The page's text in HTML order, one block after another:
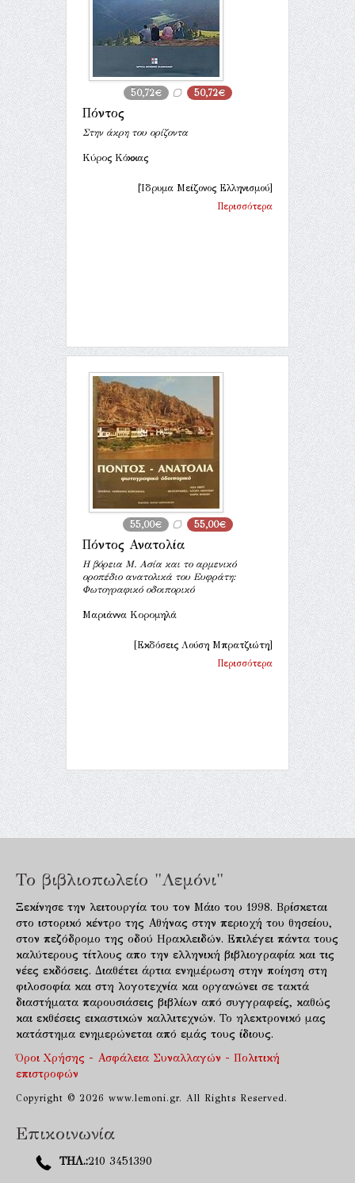
50,72€ 50,72€
Πόντος
Στην άκρη του ορίζοντα
Κύρος Κόκκας
[Ίδρυμα Μείζονος Ελληνισμού]
Περισσότερα
55,00€ 55,00€
Πόντος Ανατολία
Η βόρεια Μ. Ασία και το αρμενικό
οροπέδιο ανατολικά του Ευφράτη:
Φωτογραφικό οδοιπορικό
Μαριάννα Κορομηλά
[Εκδόσεις Λούση Μπρατζιώτη]
Περισσότερα
Το βιβλιοπωλείο "Λεμόνι"
Ξεκίνησε την λειτουργία του τον Μάιο του 1998. Βρίσκεται
στο ιστορικό κέντρο της Αθήνας στην περιοχή του θησείου,
στον πεζόδρομο της οδού Ηρακλειδών. Επιλέγει πάντα τους
καλύτερους τίτλους απο την ελληνική βιβλιογραφία και τις
νέες εκδόσεις. Διαθέτει άρτια ενημέρωση στην ποίηση στη
φιλοσοφία και στη λογοτεχνία και οργανώνει σε τακτά
διαστήματα παρουσιάσεις βιβλίων από συγγραφείς, καθώς
και εκθέσεις εικαστικών καλλιτεχνών. Το ηλεκτρονικό μας
κατάστημα ενημερώνεται από εμάς τους ίδιους.
Όροι Χρήσης - Ασφάλεια Συναλλαγών - Πολιτική
επιστροφών
Copyright © 2026 www.lemoni.gr. All Rights Reserved.
Επικοινωνία
ΤΗΛ.:210 3451390